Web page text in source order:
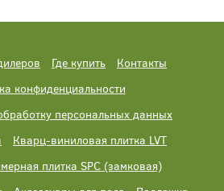
Где купить
Контакты
конфиденциальности
персональных данных
Кварц-виниловая плитка LVT
плитка SPC (замковая)